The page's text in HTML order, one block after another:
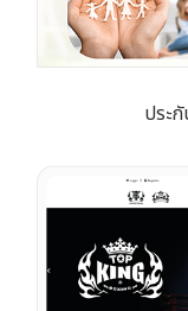
ประ